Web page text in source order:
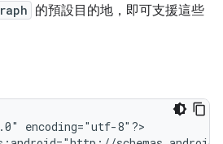
的預設目的地，即可支援這些
encoding="utf-8"?>